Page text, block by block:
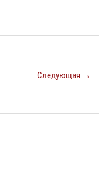
Следующая →